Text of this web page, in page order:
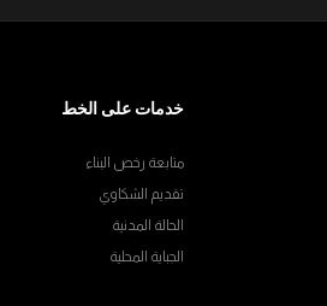
خدمات على الخط
متابعة رخص البناء
تقديم الشكاوي
الحالة المدنية
الجباية المحلية